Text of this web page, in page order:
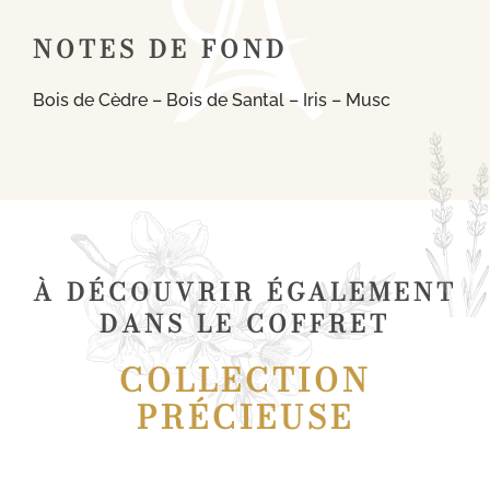
NOTES DE FOND
Bois de Cèdre – Bois de Santal – Iris – Musc
À DÉCOUVRIR ÉGALEMENT
DANS LE COFFRET
COLLECTION
PRÉCIEUSE